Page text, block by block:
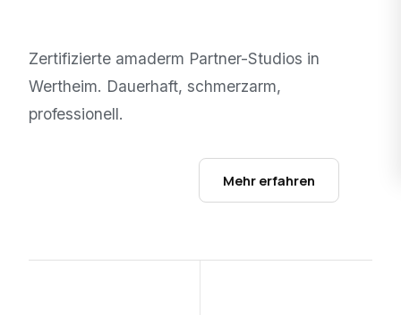
Zertifizierte amaderm Partner-Studios in
Wertheim. Dauerhaft, schmerzarm,
professionell.
Mehr erfahren